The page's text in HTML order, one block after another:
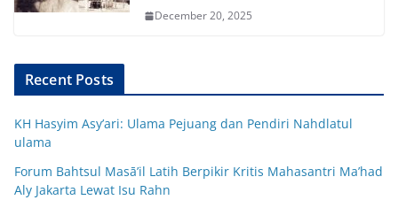
December 20, 2025
Recent Posts
KH Hasyim Asy’ari: Ulama Pejuang dan Pendiri Nahdlatul
ulama
Forum Bahtsul Masā’il Latih Berpikir Kritis Mahasantri Ma’had
Aly Jakarta Lewat Isu Rahn